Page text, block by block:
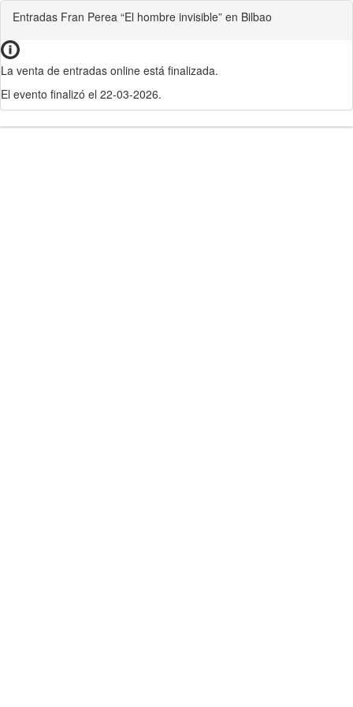
Entradas Fran Perea “El hombre invisible” en Bilbao
La venta de entradas online está finalizada.
El evento finalizó el 22-03-2026.